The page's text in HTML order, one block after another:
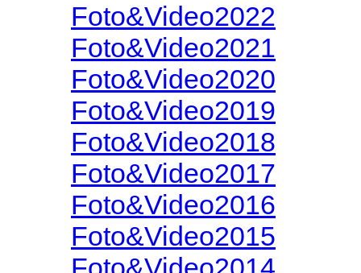
Foto&Video2022
Foto&Video2021
Foto&Video2020
Foto&Video2019
Foto&Video2018
Foto&Video2017
Foto&Video2016
Foto&Video2015